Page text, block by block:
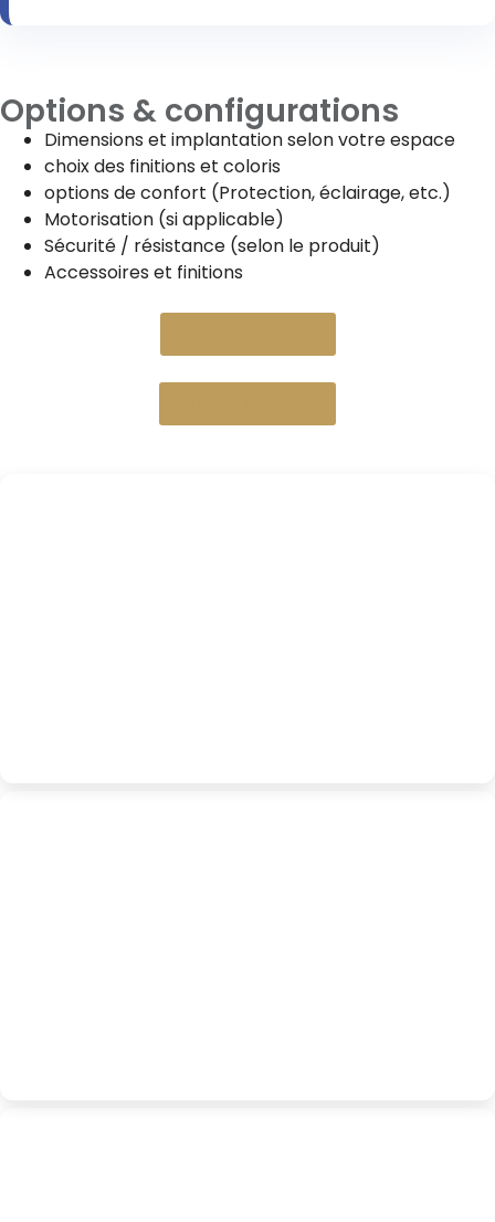
Options & configurations
Dimensions et implantation selon votre espace
choix des finitions et coloris
options de confort (Protection, éclairage, etc.)
Motorisation (si applicable)
Sécurité / résistance (selon le produit)
Accessoires et finitions